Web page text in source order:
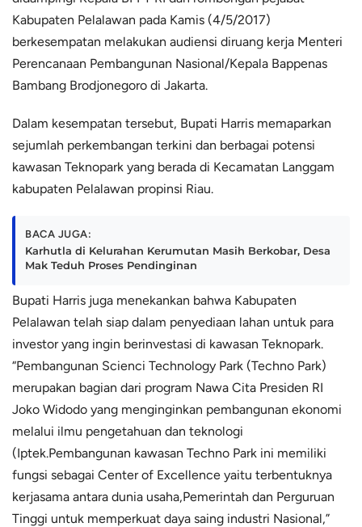
Kabupaten Pelalawan pada Kamis (4/5/2017)
berkesempatan melakukan audiensi diruang kerja Menteri
Perencanaan Pembangunan Nasional/Kepala Bappenas
Bambang Brodjonegoro di Jakarta.
Dalam kesempatan tersebut, Bupati Harris memaparkan
sejumlah perkembangan terkini dan berbagai potensi
kawasan Teknopark yang berada di Kecamatan Langgam
kabupaten Pelalawan propinsi Riau.
BACA JUGA:
Karhutla di Kelurahan Kerumutan Masih Berkobar, Desa
Mak Teduh Proses Pendinginan
Bupati Harris juga menekankan bahwa Kabupaten
Pelalawan telah siap dalam penyediaan lahan untuk para
investor yang ingin berinvestasi di kawasan Teknopark.
“Pembangunan Scienci Technology Park (Techno Park)
merupakan bagian dari program Nawa Cita Presiden RI
Joko Widodo yang menginginkan pembangunan ekonomi
melalui ilmu pengetahuan dan teknologi
(Iptek.Pembangunan kawasan Techno Park ini memiliki
fungsi sebagai Center of Excellence yaitu terbentuknya
kerjasama antara dunia usaha,Pemerintah dan Perguruan
Tinggi untuk memperkuat daya saing industri Nasional,”